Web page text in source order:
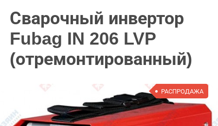
Сварочный инвертор
Fubag IN 206 LVP
(отремонтированный)
РАСПРОДАЖА